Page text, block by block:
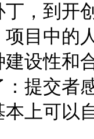
丁，到开
目中的
设性和
提交者
上可以